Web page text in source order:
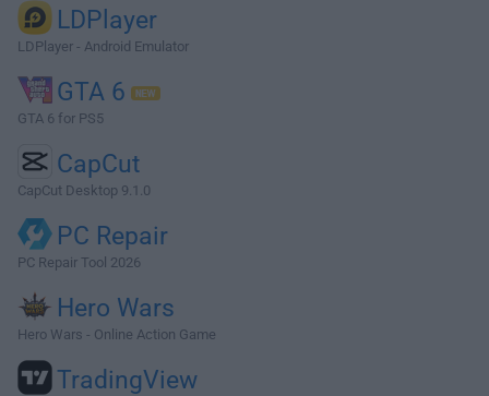
LDPlayer
LDPlayer - Android Emulator
GTA 6
GTA 6 for PS5
CapCut
CapCut Desktop 9.1.0
PC Repair
PC Repair Tool 2026
Hero Wars
Hero Wars - Online Action Game
TradingView